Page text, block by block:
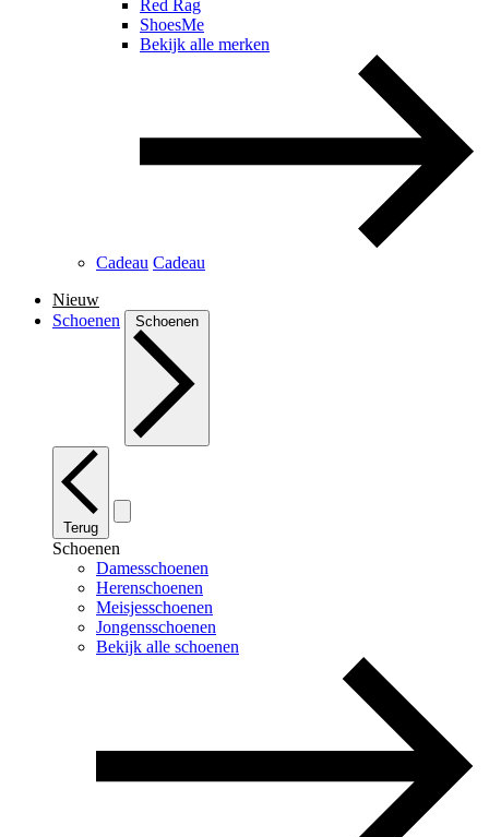
Red Rag
ShoesMe
Bekijk alle merken
Cadeau Cadeau
Nieuw
Schoenen
Schoenen
Terug
Schoenen
Damesschoenen
Herenschoenen
Meisjesschoenen
Jongensschoenen
Bekijk alle schoenen